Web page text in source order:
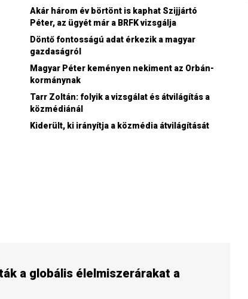
Akár három év börtönt is kaphat Szijjártó
Péter, az ügyét már a BRFK vizsgálja
Döntő fontosságú adat érkezik a magyar
gazdaságról
Magyar Péter keményen nekiment az Orbán-
kormánynak
Tarr Zoltán: folyik a vizsgálat és átvilágítás a
közmédiánál
Kiderült, ki irányítja a közmédia átvilágítását
a globális élelmiszerárakat a